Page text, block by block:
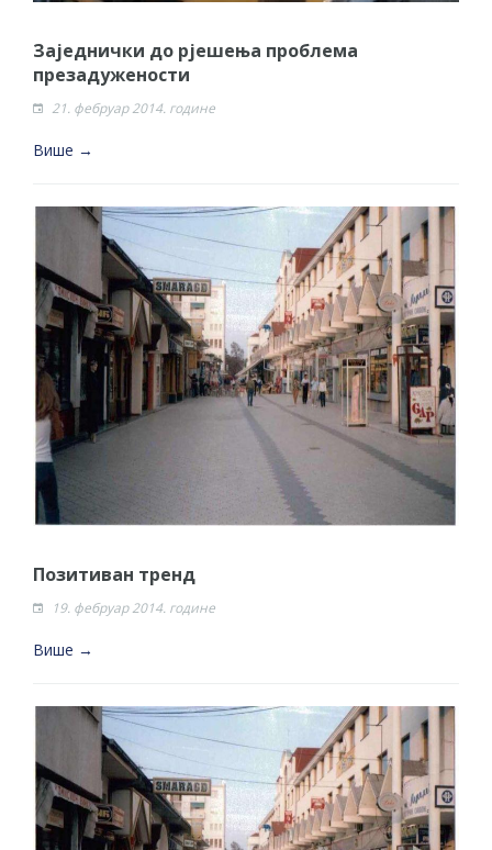
Заједнички до рјешења проблема
презадужености
21. фебруар 2014. године
Више →
Позитиван тренд
19. фебруар 2014. године
Више →